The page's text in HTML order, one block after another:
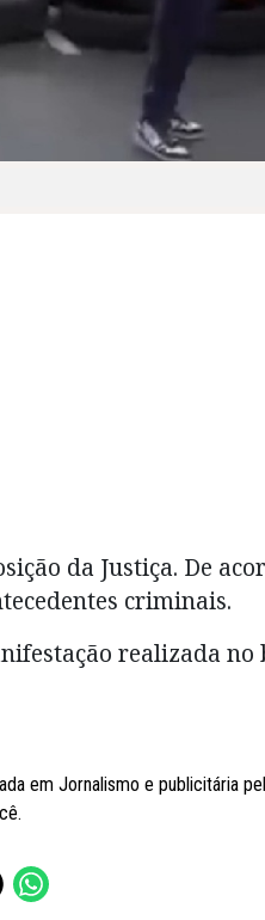
da Justiça. De
criminais.
realizada
em Jornalismo e publicitária